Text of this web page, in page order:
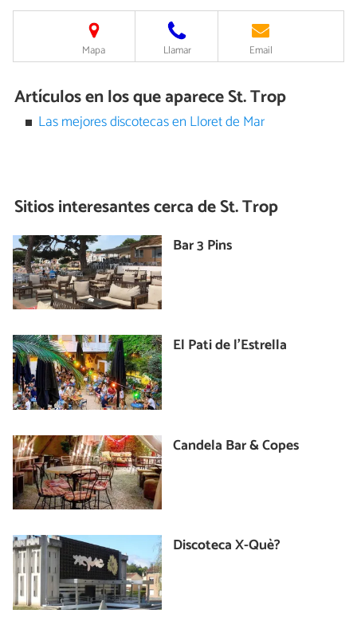
Mapa Llamar Email
Artículos en los que aparece St. Trop
Las mejores discotecas en Lloret de Mar
Sitios interesantes cerca deSt. Trop
Bar 3 Pins
El Pati de l'Estrella
Candela Bar & Copes
Discoteca X-Què?